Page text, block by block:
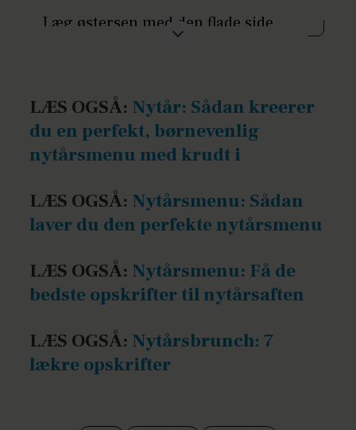
Læg østersen med den flade side
skærer dig, hvis kniven smutter.
Stik spidsen af østerskniven ind i
østersens lukning, hvor den spidser
til, og lirk til østersen giver efter. Før
kniven rundt langs kanten og bræk
skallen af. Skær østersen fri fra
musklen i bunden og hæld vandet fra.
Sørg for der ikke er skalrester ved
er den død og skal kasseres.
LÆS OGSÅ: Nytår: Sådan kreerer
du en perfekt, børnevenlig
nytårsmenu med krudt i
LÆS OGSÅ: Nytårsmenu: Sådan
laver du den perfekte nytårsmenu
LÆS OGSÅ: Nytårsmenu: Få de
bedste opskrifter til nytårsaften
LÆS OGSÅ: Nytårsbrunch: 7
lækre opskrifter